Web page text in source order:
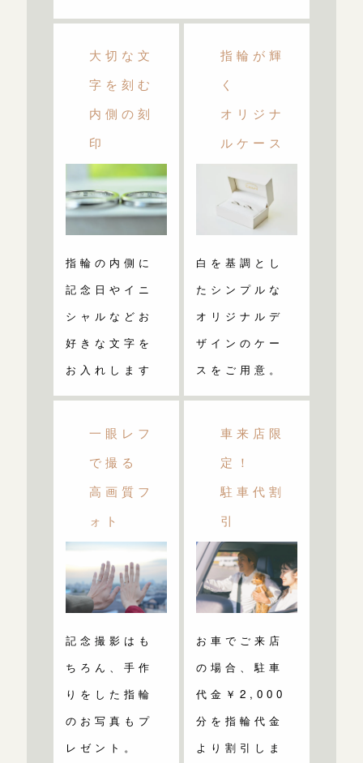
大切な文
字を刻む
内側の刻
印
指輪の内側に
記念日やイニ
シャルなどお
好きな文字を
お入れします
指輪が輝
く
オリジナ
ルケース
白を基調とし
たシンプルな
オリジナルデ
ザインのケー
スをご用意。
一眼レフ
で撮る
高画質フ
ォト
記念撮影はも
ちろん、手作
りをした指輪
のお写真もプ
レゼント。
車来店限
定！
駐車代割
引
お車でご来店
の場合、駐車
代金￥2,000
分を指輪代金
より割引しま